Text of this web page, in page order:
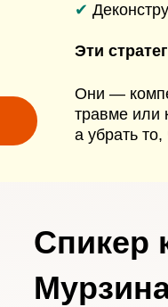
Они —
травме или
а убрать
✔
Эти
Спикер